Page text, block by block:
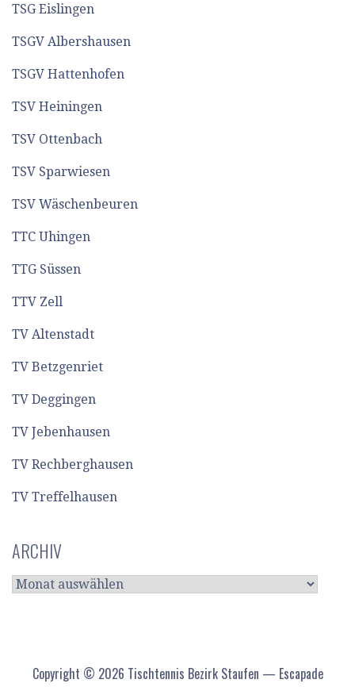
TSG Eislingen
TSGV Albershausen
TSGV Hattenhofen
TSV Heiningen
TSV Ottenbach
TSV Sparwiesen
TSV Wäschenbeuren
TTC Uhingen
TTG Süssen
TTV Zell
TV Altenstadt
TV Betzgenriet
TV Deggingen
TV Jebenhausen
TV Rechberghausen
TV Treffelhausen
ARCHIV
ARCHIV
Copyright © 2026 Tischtennis Bezirk Staufen — Escapade